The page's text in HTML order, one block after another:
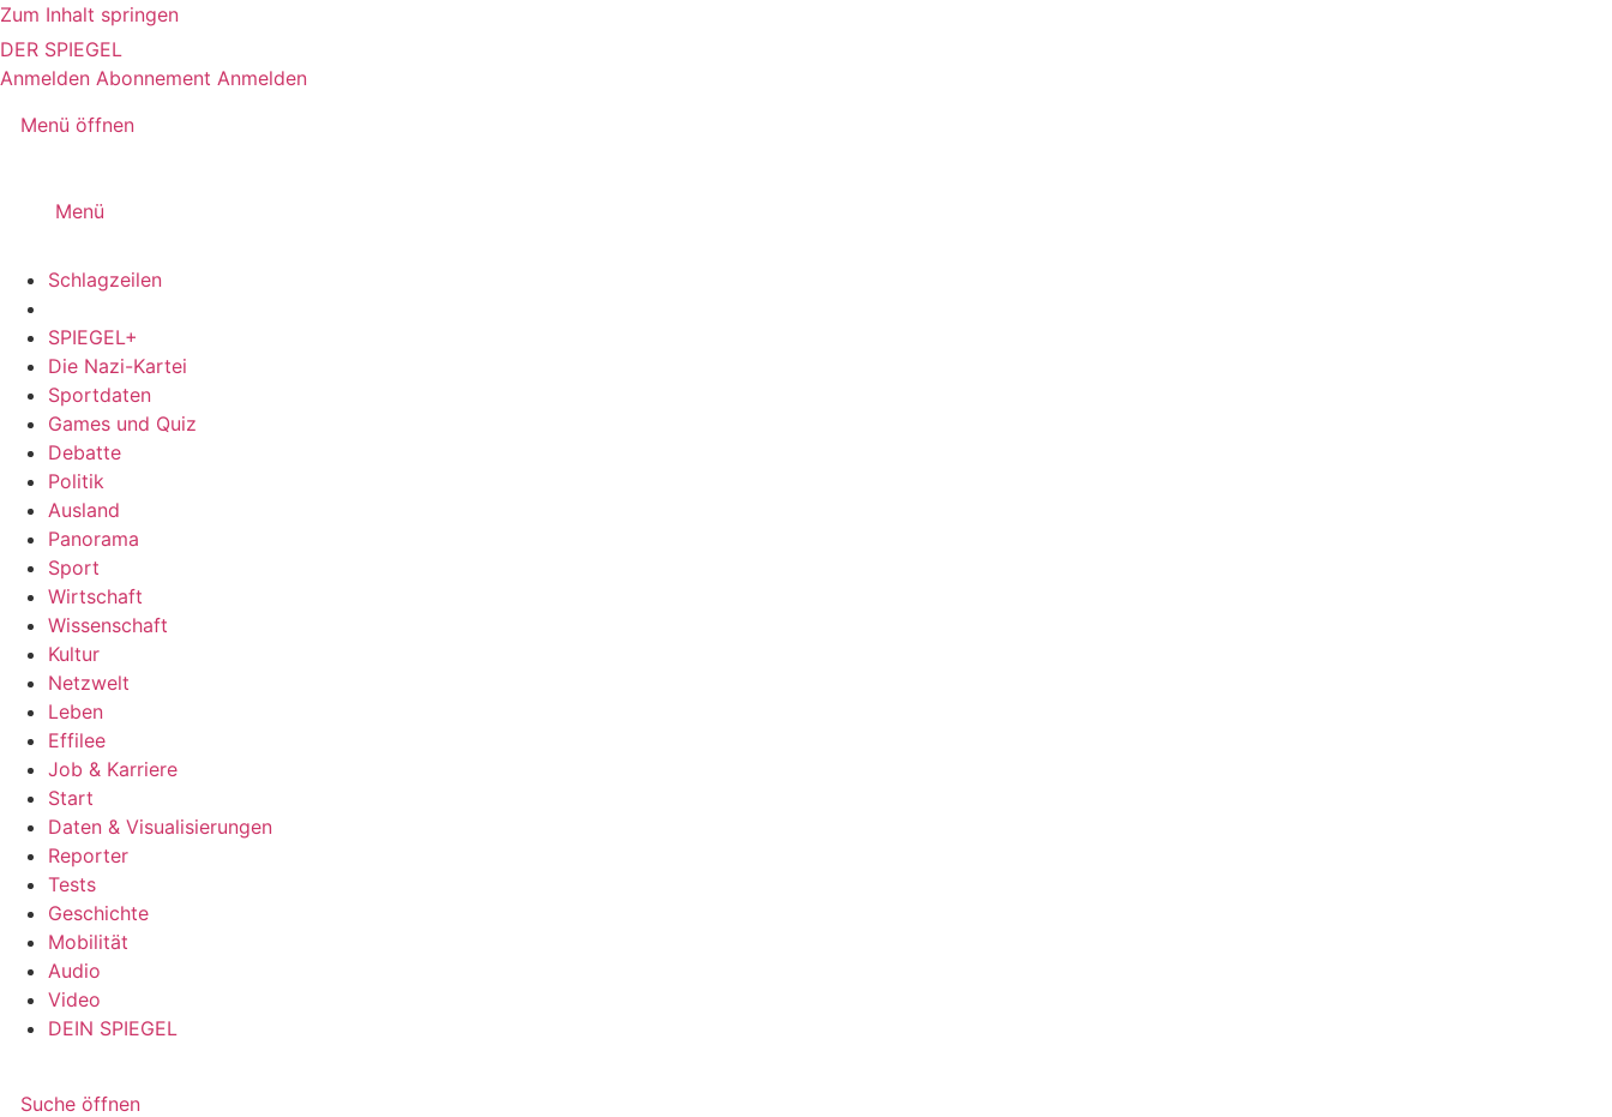
Zum Inhalt springen
DER SPIEGEL
Anmelden Abonnement Anmelden
Menü öffnen
Menü
Schlagzeilen
SPIEGEL+
Die Nazi-Kartei
Sportdaten
Games und Quiz
Debatte
Politik
Ausland
Panorama
Sport
Wirtschaft
Wissenschaft
Kultur
Netzwelt
Leben
Effilee
Job & Karriere
Start
Daten & Visualisierungen
Reporter
Tests
Geschichte
Mobilität
Audio
Video
DEIN SPIEGEL
Suche öffnen